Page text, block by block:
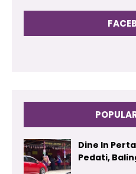
Dine In
Pedati,